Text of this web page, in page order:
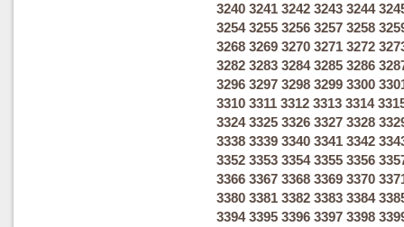
3240 3241 3242 3243 3244
3254 3255 3256 3257 3258
3268 3269 3270 3271 3272
3282 3283 3284 3285 3286
3296 3297 3298 3299 3300
3310 3311 3312 3313 3314
3324 3325 3326 3327 3328
3338 3339 3340 3341 3342
3352 3353 3354 3355 3356
3366 3367 3368 3369 3370
3380 3381 3382 3383 3384
3394 3395 3396 3397 3398